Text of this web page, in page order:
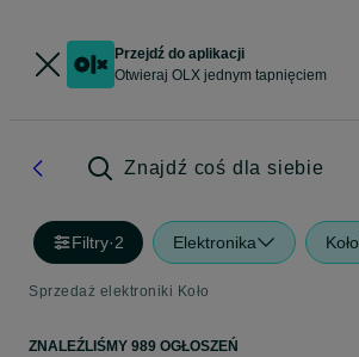
Przejdź do aplikacji
Otwieraj OLX jednym tapnięciem
Znajdź coś dla siebie
Filtry·2 Elektronika Koło
Sprzedaż elektroniki Koło
ZNALEŹLIŚMY 989 OGŁOSZEŃ